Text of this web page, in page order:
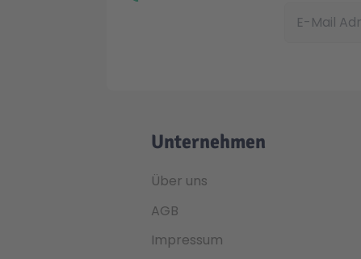
Unternehmen
Über uns
AGB
Impressum